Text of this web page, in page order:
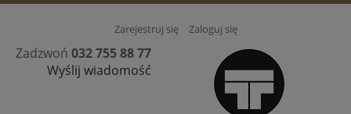
Zarejestruj się Zaloguj się
Zadzwoń 032 755 88 77
Wyślij wiadomość